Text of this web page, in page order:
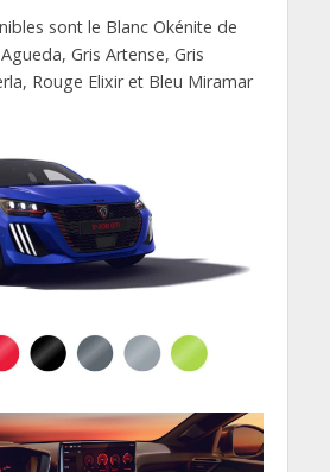
sont le Blanc Okénite de
Gris Artense, Gris
Rouge Elixir et Bleu Miramar